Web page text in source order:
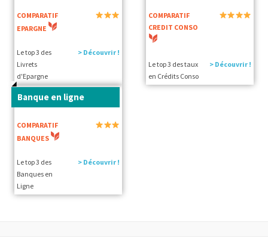
COMPARATIF
EPARGNE
Le top 3 des
Livrets
d'Epargne
> Découvrir !
COMPARATIF
CREDIT CONSO
Le top 3 des taux
en Crédits Conso
> Découvrir !
Banque en ligne
COMPARATIF
BANQUES
Le top 3 des
Banques en
Ligne
> Découvrir !